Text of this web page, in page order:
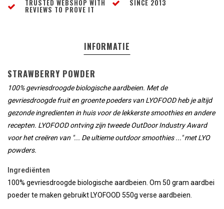
TRUSTED WEBSHOP WITH
REVIEWS TO PROVE IT
SINCE 2013
INFORMATIE
STRAWBERRY POWDER
100%gevriesdroogde biologische aardbeien. Met de
gevriesdroogde fruit en groente poeders van LYOFOOD heb je altijd
gezonde ingredienten in huis voor de lekkerste smoothies en andere
recepten. LYOFOOD ontving zijn tweede OutDoor Industry Award
voor het creëren van "... De ultieme outdoor smoothies ..." met LYO
powders.
Ingrediënten
100% gevriesdroogde biologische aardbeien. Om 50 gram aardbei
poeder te maken gebruikt LYOFOOD 550g verse aardbeien.